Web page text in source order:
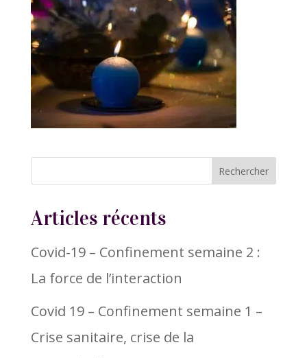
Articles récents
Covid-19 – Confinement semaine 2 :
La force de l’interaction
Covid 19 – Confinement semaine 1 –
Crise sanitaire, crise de la